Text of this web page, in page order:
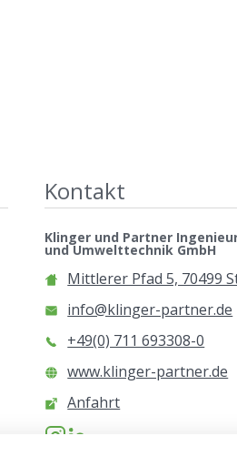
Kontakt
Klinger und Partner
und Umwelttechnik GmbH
Mittlerer Pfad 5, 70499
info@klinger-partner.de
+49(0) 711 693308-0
www.klinger-partner.de
Anfahrt